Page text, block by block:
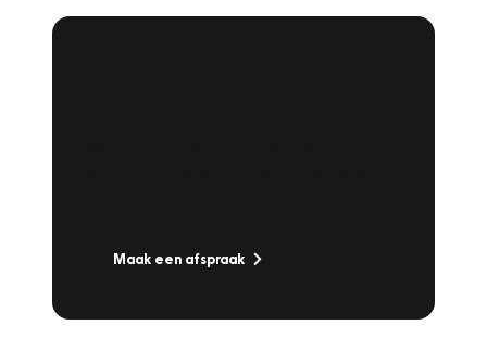
Maak een afspraak